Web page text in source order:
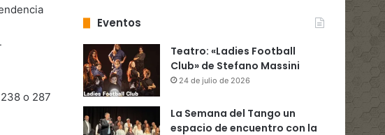
o 287
Eventos
Teatro: «Ladies Football
Club» de Stefano Massini
24 de julio de 2026
La Semana del Tango un
espacio de encuentro con la